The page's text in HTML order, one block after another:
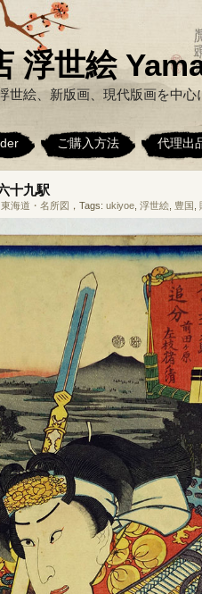
浮世絵
絵、新版画、現代版画を中心
ご購入方法 代理出
十九駅
海道・名所図 ，Tags: ukiyoe 浮世絵 豊国